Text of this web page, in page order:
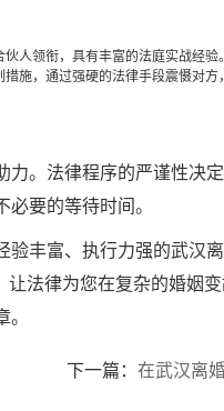
人领衔，具有丰富的法庭实战经验。
施，通过强硬的法律手段震慑对方
。法律程序的严谨性决
要的等待时间。
丰富、执行力强的武汉
法律为您在复杂的婚姻
在武汉离
下一篇：